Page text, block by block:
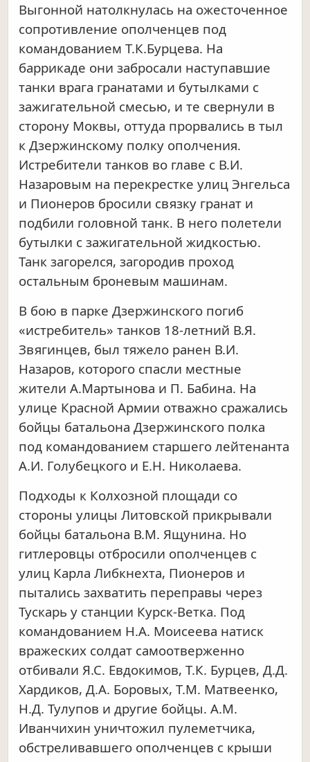
Выгонной натолкнулась на ожесточенное
сопротивление ополченцев под
командованием Т.К.Бурцева. На
баррикаде они забросали наступавшие
танки врага гранатами и бутылками с
зажигательной смесью, и те свернули в
сторону Моквы, оттуда прорвались в тыл
к Дзержинскому полку ополчения.
Истребители танков во главе с В.И.
Назаровым на перекрестке улиц Энгельса
и Пионеров бросили связку гранат и
подбили головной танк. В него полетели
бутылки с зажигательной жидкостью.
Танк загорелся, загородив проход
остальным броневым машинам.
В бою в парке Дзержинского погиб
«истребитель» танков 18-летний В.Я.
Звягинцев, был тяжело ранен В.И.
Назаров, которого спасли местные
жители А.Мартынова и П. Бабина. На
улице Красной Армии отважно сражались
бойцы батальона Дзержинского полка
под командованием старшего лейтенанта
А.И. Голубецкого и Е.Н. Николаева.
Подходы к Колхозной площади со
стороны улицы Литовской прикрывали
бойцы батальона В.М. Ящунина. Но
гитлеровцы отбросили ополченцев с
улиц Карла Либкнехта, Пионеров и
пытались захватить переправы через
Тускарь у станции Курск-Ветка. Под
командованием Н.А. Моисеева натиск
вражеских солдат самоотверженно
отбивали Я.С. Евдокимов, Т.К. Бурцев, Д.Д.
Хардиков, Д.А. Боровых, Т.М. Матвеенко,
Н.Д. Тулупов и другие бойцы. А.М.
Иванчихин уничтожил пулеметчика,
обстреливавшего ополченцев с крыши